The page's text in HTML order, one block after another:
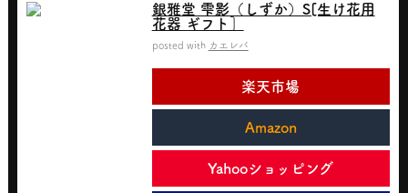
銀雅堂 雫影（しずか）S[生け花用
花器 ギフト］
posted with カエレバ
楽天市場
Amazon
Yahooショッピング